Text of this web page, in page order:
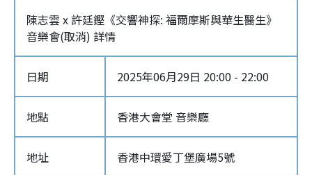
陳志雲 x 許廷鏗《交響神探: 福爾摩斯與華生醫生》
音樂會(取消) 詳情
日期 2025年06月29日 20:00 - 22:00
地點 香港大會堂 音樂廳
地址 香港中環愛丁堡廣場5號‎